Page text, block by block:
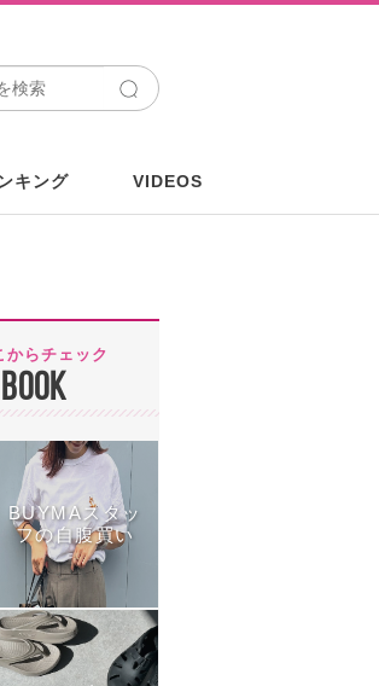
キング VIDEOS
からチェック
BUYMAスタッ
フの自腹買い